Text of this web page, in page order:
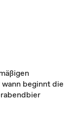
beginnt die